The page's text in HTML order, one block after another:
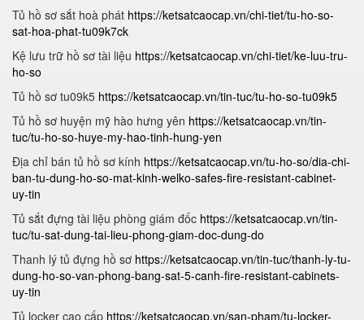
Tủ hồ sơ sắt hoà phát https://ketsatcaocap.vn/chi-tiet/tu-ho-so-
sat-hoa-phat-tu09k7ck
Kệ lưu trữ hồ sơ tài liệu https://ketsatcaocap.vn/chi-tiet/ke-luu-tru-
ho-so
Tủ hồ sơ tu09k5 https://ketsatcaocap.vn/tin-tuc/tu-ho-so-tu09k5
Tủ hồ sơ huyện mỹ hào hưng yên https://ketsatcaocap.vn/tin-
tuc/tu-ho-so-huye-my-hao-tinh-hung-yen
Địa chỉ bán tủ hồ sơ kính https://ketsatcaocap.vn/tu-ho-so/dia-chi-
ban-tu-dung-ho-so-mat-kinh-welko-safes-fire-resistant-cabinet-
uy-tin
Tủ sắt đựng tài liệu phòng giám đốc https://ketsatcaocap.vn/tin-
tuc/tu-sat-dung-tai-lieu-phong-giam-doc-dung-do
Thanh lý tủ đựng hồ sơ https://ketsatcaocap.vn/tin-tuc/thanh-ly-tu-
dung-ho-so-van-phong-bang-sat-5-canh-fire-resistant-cabinets-
uy-tin
Tủ locker cao cấp https://ketsatcaocap.vn/san-pham/tu-locker-